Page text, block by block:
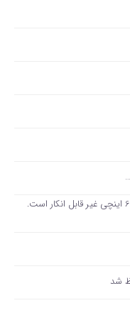
برای کسانی که از تجربه سینمایی در خانه خود لذت می‌برند، جذابیت یک تلویزیون بزرگ 65 اینچی غیر قابل انکار است.